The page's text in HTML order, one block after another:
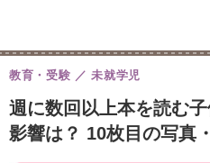
週に数回以上本を読む
影響は？ 10枚目の写真
教育・受験 未就学児